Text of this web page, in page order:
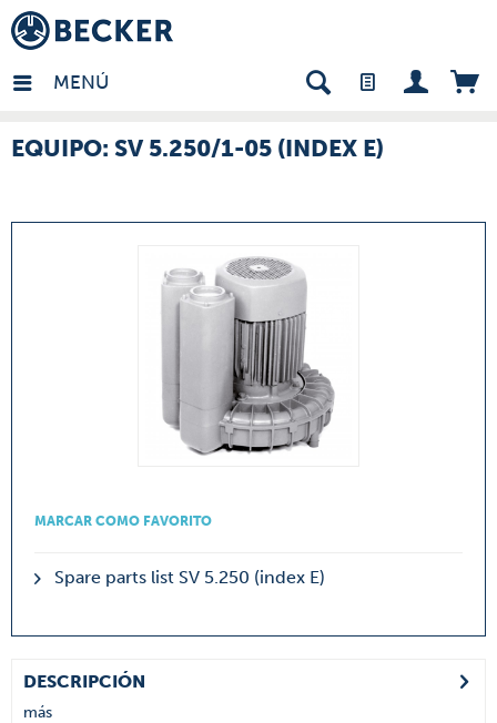
MENÚ
- ES
EQUIPO: SV 5.250/1-05 (INDEX E)
MARCAR COMO FAVORITO
Spare parts list SV 5.250 (index E)
DESCRIPCIÓN
más